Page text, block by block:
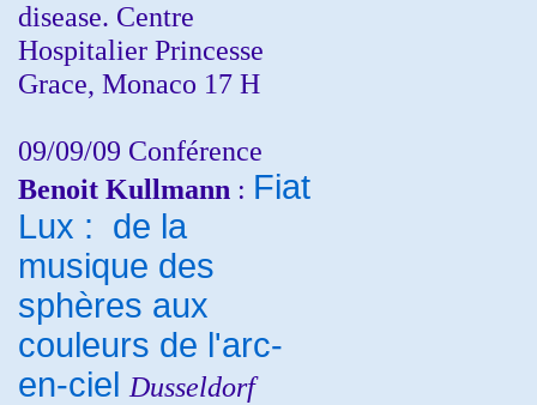
disease. Centre
Hospitalier Princesse
Grace, Monaco 17 H
09/09/09 Conférence
Benoit Kullmann : Fiat
Lux : de la
musique des
sphères aux
couleurs de l'arc-
en-ciel Dusseldorf